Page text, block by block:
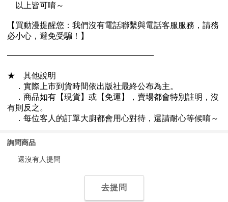
詢問商品
還沒有人提問
去提問